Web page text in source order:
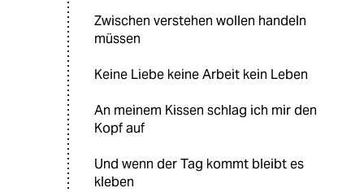
Zwischen verstehen wollen handeln
müssen
Keine Liebe keine Arbeit kein Leben
An meinem Kissen schlag ich mir den
Kopf auf
Und wenn der Tag kommt bleibt es
kleben